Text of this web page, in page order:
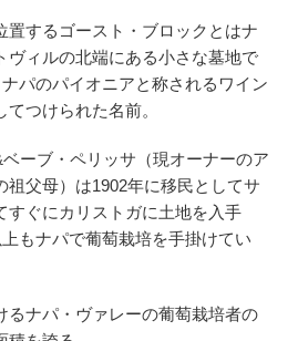
置するゴースト・ブロックとはナ
ヴィルの北端にある小さな墓地で
パのパイオニアと称されるワイン
つけられた名前。
ーブ・ペリッサ（現オーナーのア
祖父母）は1902年に移民としてサ
すぐにカリストガに土地を入手
もナパで葡萄栽培を手掛けてい
るナパ・ヴァレーの葡萄栽培者の